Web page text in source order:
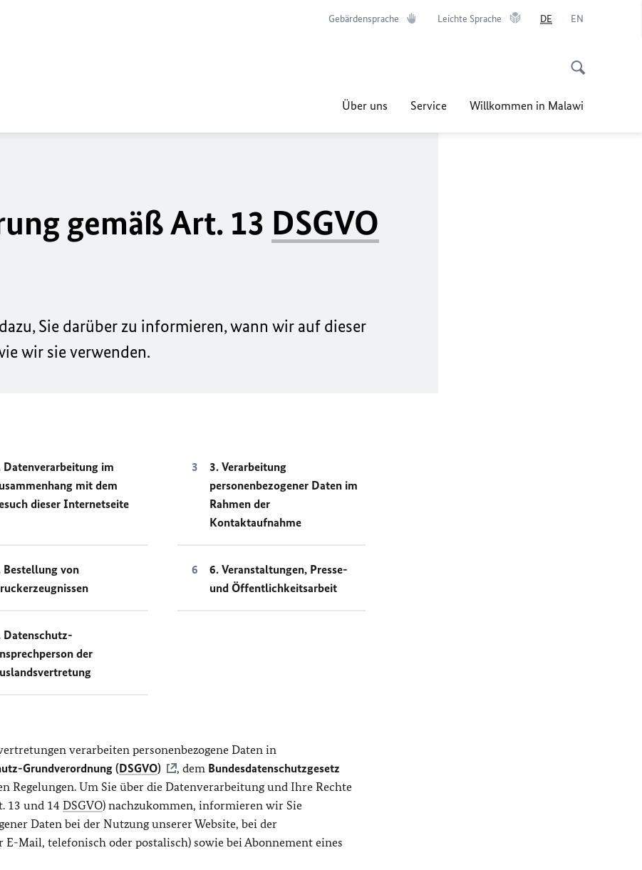
Gebärdensprache Leichte Sprache DE EN
Über uns Service Willkommen in Malawi
gemäß Art. 13 DSGVO
Sie darüber zu informieren, wann wir auf dieser
wir sie verwenden.
Datenverarbeitung im
mit dem
dieser Internetseite
3. Verarbeitung
personenbezogener Daten im
Rahmen der
Kontaktaufnahme
Bestellung von
6. Veranstaltungen, Presse-
und Öffentlichkeitsarbeit
Datenschutz-
der
verarbeiten personenbezogene Daten in
Grundverordnung (DSGVO) , dem Bundesdatenschutzgesetz
Regelungen. Um Sie über die Datenverarbeitung und Ihre Rechte
13 und 14 DSGVO) nachzukommen, informieren wir Sie
Daten bei der Nutzung unserer Website, bei der
Mail, telefonisch oder postalisch) sowie bei Abonnement eines